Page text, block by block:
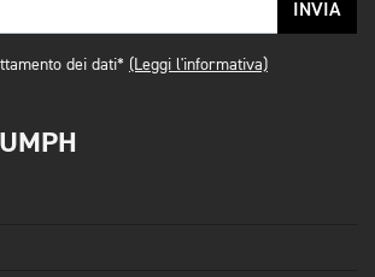
INVIA
dei dati* (Leggi l'informativa)